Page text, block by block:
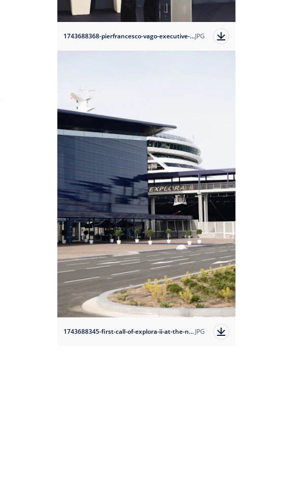
1743688368-pierfrancesco-vago-executive-chairman?auto=formatJPG
1743688345-first-call-of-explora-ii-at-the-new-msc-barcelona-terminal?auto=format JPG